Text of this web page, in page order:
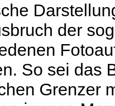
der
So sei das
Grenzer